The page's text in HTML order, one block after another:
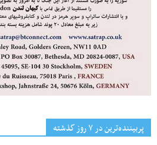
پربیننده‌ترین‌ در ۷ روز گذشته